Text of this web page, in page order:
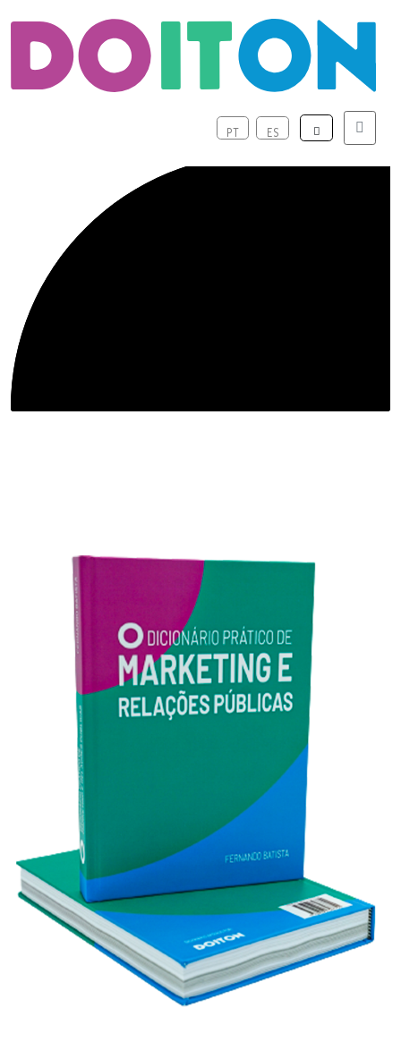
PT ES
O Dicionário Prático de Marketing
e Relações Públicas